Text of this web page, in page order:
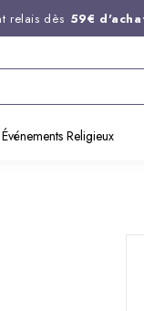
relais dès 59€
au
expédition le jour
Événements Religieux